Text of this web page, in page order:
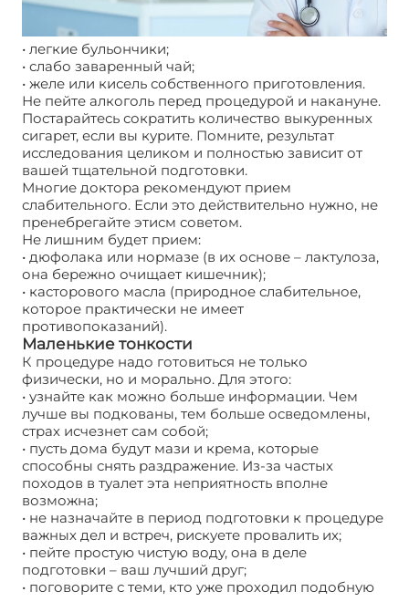
• легкие бульончики;
• слабо заваренный чай;
• желе или кисель собственного приготовления.
Не пейте алкоголь перед процедурой и накануне.
Постарайтесь сократить количество выкуренных
сигарет, если вы курите. Помните, результат
исследования целиком и полностью зависит от
вашей тщательной подготовки.
Многие доктора рекомендуют прием
слабительного. Если это действительно нужно, не
пренебрегайте этисм советом.
Не лишним будет прием:
• дюфолака или нормазе (в их основе – лактулоза,
она бережно очищает кишечник);
• касторового масла (природное слабительное,
которое практически не имеет
противопоказаний).
Маленькие тонкости
К процедуре надо готовиться не только
физически, но и морально. Для этого:
• узнайте как можно больше информации. Чем
лучше вы подкованы, тем больше осведомлены,
страх исчезнет сам собой;
• пусть дома будут мази и крема, которые
способны снять раздражение. Из-за частых
походов в туалет эта неприятность вполне
возможна;
• не назначайте в период подготовки к процедуре
важных дел и встреч, рискуете провалить их;
• пейте простую чистую воду, она в деле
подготовки – ваш лучший друг;
• поговорите с теми, кто уже проходил подобную